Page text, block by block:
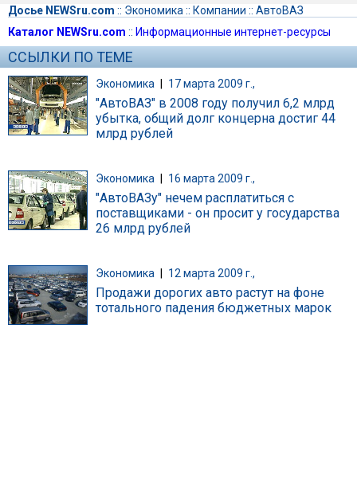
Досье NEWSru.com :: Экономика :: Компании :: АвтоВАЗ
Каталог NEWSru.com :: Информационные интернет-ресурсы
ССЫЛКИ ПО ТЕМЕ
Экономика | 17 марта 2009 г.,
"АвтоВАЗ" в 2008 году получил 6,2 млрд
убытка, общий долг концерна достиг 44
млрд рублей
Экономика 16 марта 2009 г.,
"АвтоВАЗу" нечем расплатиться с
поставщиками - он просит у государства
26 млрд рублей
Экономика 12 марта 2009 г.,
Продажи дорогих авто растут на фоне
тотального падения бюджетных марок